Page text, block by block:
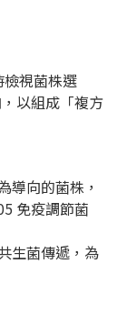
視菌株選
以組成「複方
導向的菌株，
免疫調節菌
生菌傳遞，為